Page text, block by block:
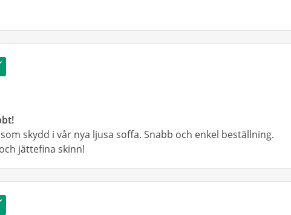
skydd i vår nya ljusa soffa. Snabb och enkel beställning.
jättefina skinn!